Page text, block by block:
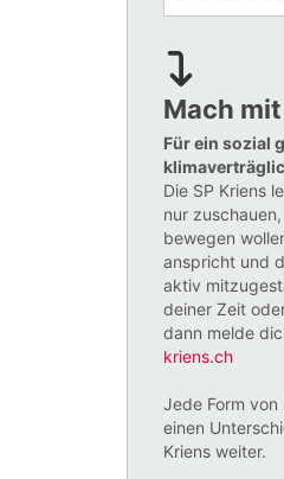
Mach mit
Für ein sozial
Die SP Kriens
nur
bewegen
anspricht und
aktiv
deiner Zeit
dann melde
kriens.ch
Jede Form
einen
Kriens weiter.